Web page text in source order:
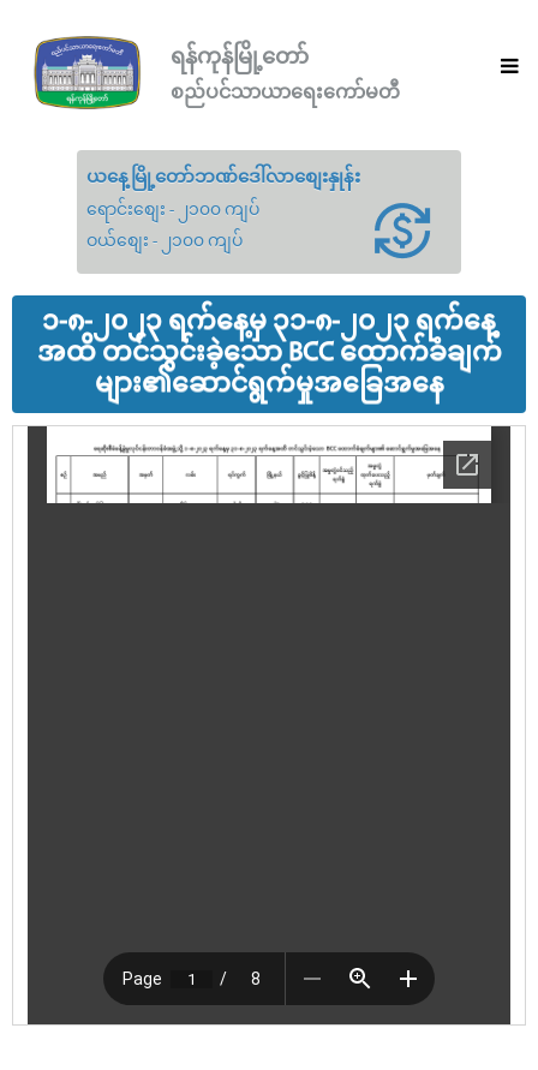
ရန်ကုန်မြို့တော်
စည်ပင်သာယာရေးကော်မတီ
ယနေ့မြို့တော်ဘဏ်ဒေါ်လာစျေးနှုန်း
ရောင်းစျေး - ၂၁၀၀ ကျပ်
ဝယ်စျေး - ၂၁၀၀ ကျပ်
၁-၈-၂၀၂၃ ရက်နေ့မှ ၃၁-၈-၂၀၂၃ ရက်နေ့
အထိ တင်သွင်းခဲ့သော BCC ထောက်ခံချက်
များ၏ဆောင်ရွက်မှုအခြေအနေ